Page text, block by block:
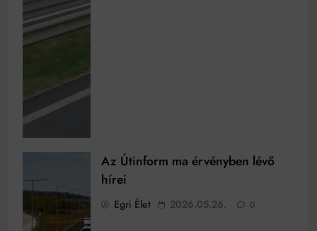
Az Útinform ma érvényben lévő
hírei
Egri Élet 2026.05.26. 0